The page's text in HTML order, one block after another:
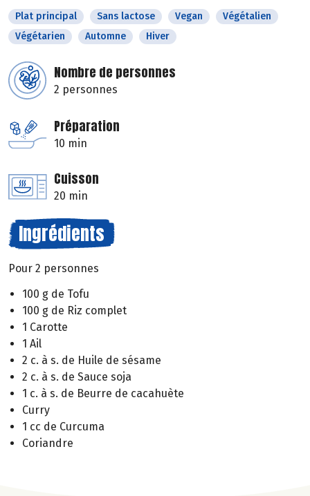
Plat principal Sans lactose Vegan
Végétalien
Végétarien
Automne Hiver
Nombre de personnes
2 personnes
Préparation
10 min
Cuisson
20 min
Ingrédients
Pour 2 personnes
100 g de Tofu
100 g de Riz complet
1 Carotte
1 Ail
2 c. à s. de Huile de sésame
2 c. à s. de Sauce soja
1 c. à s. de Beurre de cacahuète
Curry
1 cc de Curcuma
Coriandre